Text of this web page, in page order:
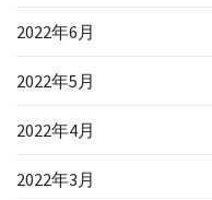
2022年6月
2022年5月
2022年4月
2022年3月